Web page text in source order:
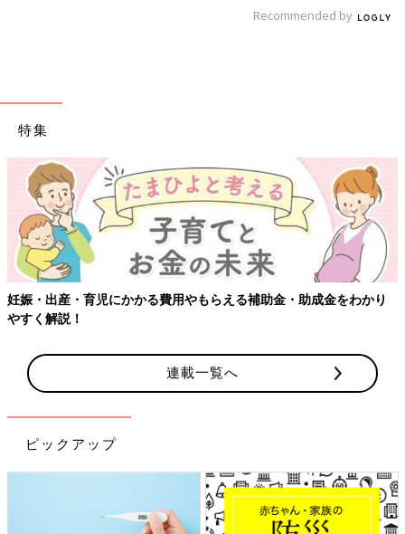
Recommended by
特集
妊娠・出産・育児にかかる費用やもらえる補助金・助成金をわかり
やすく解説！
連載一覧へ
ピックアップ